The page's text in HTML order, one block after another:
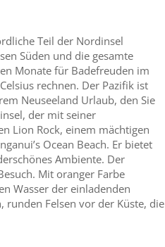
Teil der Nordinsel
Süden und die gesamte
Monate für Badefreuden im
rechnen. Der Pazifik ist
Neuseeland Urlaub, den Sie
der mit seiner
Lion Rock, einem mächtigen
Ocean Beach. Er bietet
Ambiente. Der
Mit oranger Farbe
Wasser der einladenden
runden Felsen vor der Küste, die